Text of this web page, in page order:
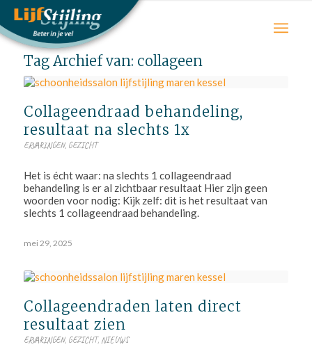
Tag Archief van: collageen
Collageendraad behandeling,
resultaat na slechts 1x
ERVARINGEN, GEZICHT
Het is écht waar: na slechts 1 collageendraad
behandeling is er al zichtbaar resultaat Hier zijn geen
woorden voor nodig: Kijk zelf: dit is het resultaat van
slechts 1 collageendraad behandeling.
mei 29, 2025
Collageendraden laten direct
resultaat zien
ERVARINGEN, GEZICHT, NIEUWS